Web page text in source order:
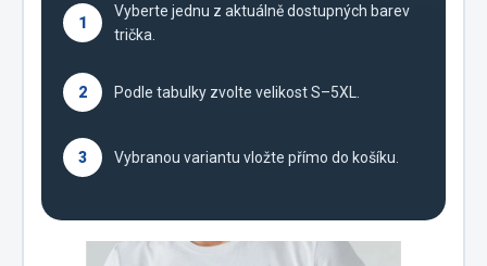
1
Vyberte jednu z aktuálně dostupných barev
trička.
2 Podle tabulky zvolte velikost S–5XL.
3 Vybranou variantu vložte přímo do košíku.